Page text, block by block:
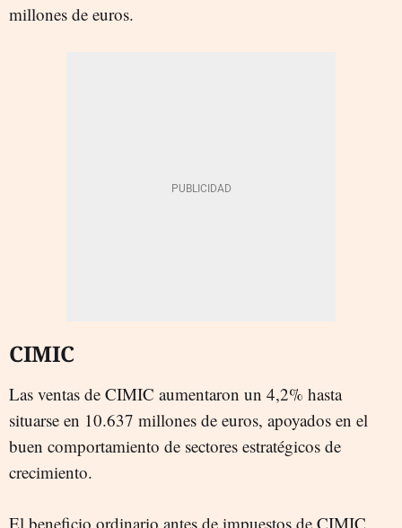
millones de euros.
CIMIC
Las ventas de CIMIC aumentaron un 4,2% hasta
situarse en 10.637 millones de euros, apoyados en el
buen comportamiento de sectores estratégicos de
crecimiento.
El beneficio ordinario antes de impuestos de CIMIC